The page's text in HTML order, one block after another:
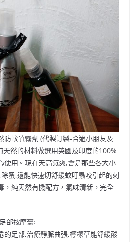
蚊噴霧劑 (代製訂製-合適小朋友及
天然的材料做選用英國及印度的100%
使用。現在天高氣爽,會是那些各大小
蚤,還能快速切舒緩蚊叮蟲咬引起的刺
，純天然有機配方，氣味清新，完全
部按摩膏:
的足部,治療靜脈曲張,檸檬草能舒緩酸